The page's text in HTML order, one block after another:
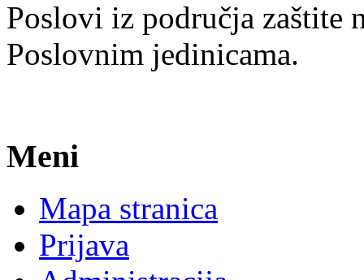
Poslovi iz područja zaštite
Poslovnim jedinicama.
Meni
Mapa stranica
Prijava